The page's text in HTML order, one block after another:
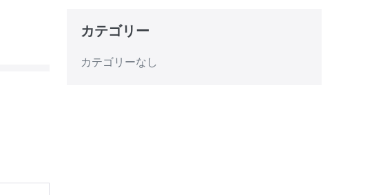
カテゴリー
カテゴリーなし